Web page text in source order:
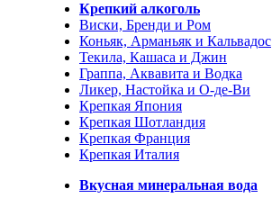
Крепкий алкоголь
Виски, Бренди и Ром
Коньяк, Арманьяк и Кальвадос
Текила, Кашаса и Джин
Граппа, Аквавита и Водка
Ликер, Настойка и О-де-Ви
Крепкая Япония
Крепкая Шотландия
Крепкая Франция
Крепкая Италия
Вкусная минеральная вода